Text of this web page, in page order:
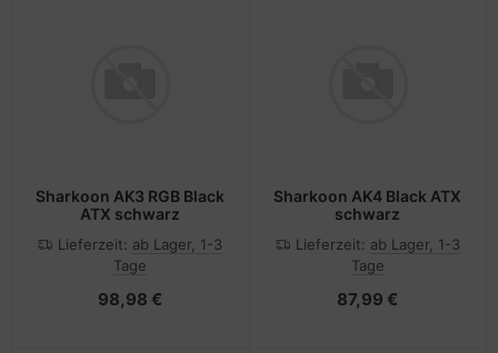
Sharkoon AK3 RGB Black
ATX schwarz
Lieferzeit: ab Lager, 1-3
Tage
98,98 €
Sharkoon AK4 Black ATX
schwarz
Lieferzeit: ab Lager, 1-3
Tage
87,99 €